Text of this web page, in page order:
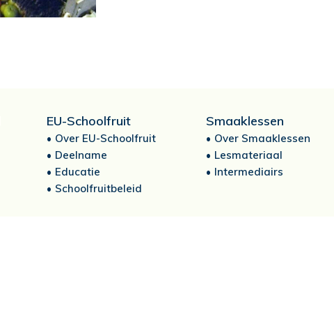
EU-Schoolfruit
Over EU-Schoolfruit
Deelname
Educatie
Schoolfruitbeleid
Smaaklessen
Over Smaaklessen
Lesmateriaal
Intermediairs